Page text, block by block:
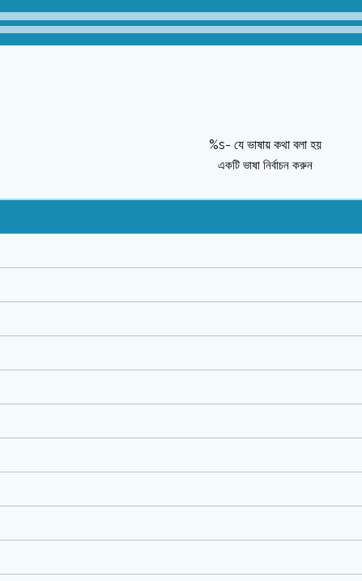
%s- যে ভাষায় কথা বলা হয়
একটি ভাষা নির্বাচন করুন